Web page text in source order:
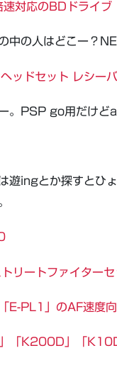
対応のBDドライブ
中の人はどこー？
ッドセット レシー
。PSP go用だけど
遊ingとか探すとひ
リートファイターセ
E-PL1」のAF速度
「K200D」「